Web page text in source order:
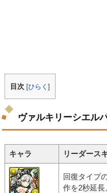
目次 [ひらく]
ヴァルキリーシエル
キャラ リーダース
回復タイプ
作を2秒延